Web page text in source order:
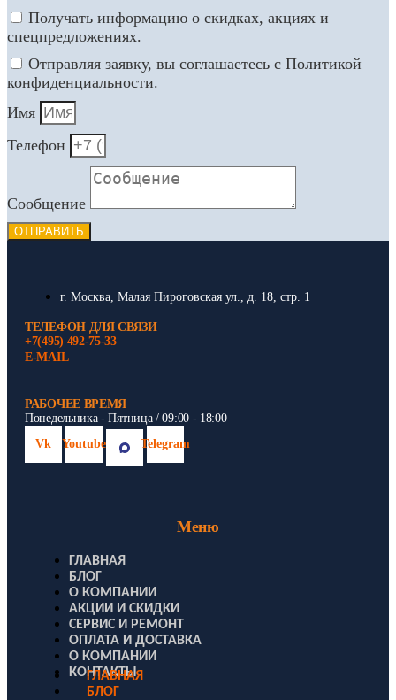
Получать информацию о скидках, акциях и
спецпредложениях.
Отправляя заявку, вы соглашаетесь с Политикой
конфиденциальности.
Имя
Телефон
Сообщение
ОТПРАВИТЬ
г. Москва, Малая Пироговская ул., д. 18, стр. 1
ТЕЛЕФОН ДЛЯ СВЯЗИ
+7(495) 492-75-33
E-MAIL
РАБОЧЕЕ ВРЕМЯ
Понедельника - Пятница / 09:00 - 18:00
Vk
Youtube Telegram
Меню
ГЛАВНАЯ
БЛОГ
О КОМПАНИИ
АКЦИИ И СКИДКИ
СЕРВИС И РЕМОНТ
ОПЛАТА И ДОСТАВКА
О КОМПАНИИ
КОНТАКТЫ
ГЛАВНАЯ
БЛОГ